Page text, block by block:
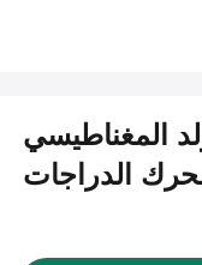
المغناطيسي
الدراجات